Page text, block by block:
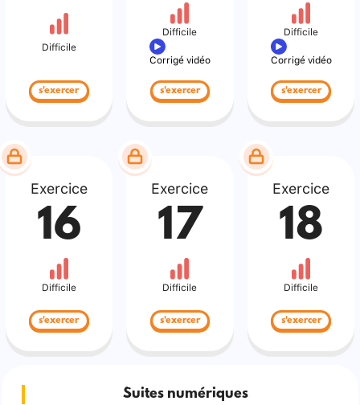
Difficile
s'exercer
Difficile
Corrigé vidéo
s'exercer
Difficile
Corrigé vidéo
s'exercer
Exercice
16
Difficile
s'exercer
Exercice
17
Difficile
s'exercer
Exercice
18
Difficile
s'exercer
Suites numériques